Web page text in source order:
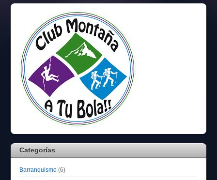
Categorías
Barranquismo (6)